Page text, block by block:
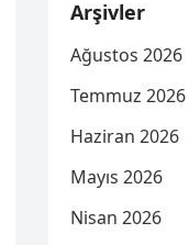
Arşivler
Ağustos 2026
Temmuz 2026
Haziran 2026
Mayıs 2026
Nisan 2026